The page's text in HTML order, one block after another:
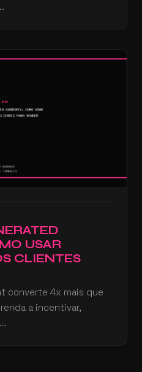
USAR
CLIENTES
converte 4x mais que
a incentivar,